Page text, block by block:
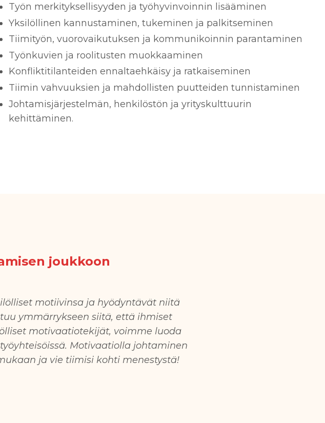
Työn merkityksellisyyden ja työhyvinvoinnin lisääminen
Yksilöllinen kannustaminen, tukeminen ja palkitseminen
Tiimityön, vuorovaikutuksen ja kommunikoinnin parantaminen
Työnkuvien ja roolitusten muokkaaminen
Konfliktitilanteiden ennaltaehkäisy ja ratkaiseminen
Tiimin vahvuuksien ja mahdollisten puutteiden tunnistaminen
Johtamisjärjestelmän, henkilöstön ja yrityskulttuurin
kehittäminen.
joukkoon
motiivinsa ja hyödyntävät niitä
ymmärrykseen siitä, että ihmiset
motivaatiotekijät, voimme luoda
Motivaatiolla johtaminen
ja vie tiimisi kohti menestystä!